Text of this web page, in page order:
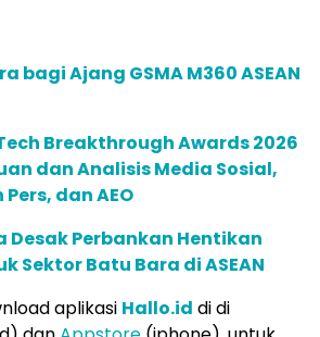
bagi Ajang GSMA M360 ASEAN
Breakthrough Awards 2026
dan Analisis Media Sosial,
dan AEO
Desak Perbankan Hentikan
Sektor Batu Bara di ASEAN
aplikasi Hallo.id di di